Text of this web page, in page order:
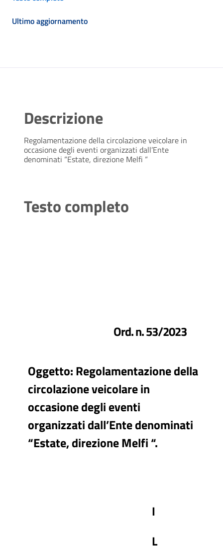
Ultimo aggiornamento
Descrizione
Regolamentazione della circolazione veicolare in
occasione degli eventi organizzati dall’Ente
denominati “Estate, direzione Melfi “
Testo completo
Ord. n. 53/2023
Oggetto: Regolamentazione della
circolazione veicolare in
occasione degli eventi
organizzati dall’Ente denominati
“Estate, direzione Melfi “.
I
L